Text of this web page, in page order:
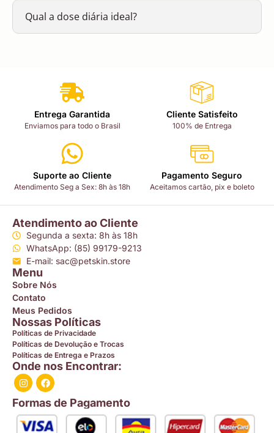
Qual a dose diária ideal?
Entrega Garantida
Enviamos para todo o Brasil
Cliente Satisfeito
100% de Entrega
Suporte ao Cliente
Atendimento Seg a Sex: 8h às 18h
Pagamento Seguro
Aceitamos cartão, pix e boleto
Atendimento ao Cliente
Segunda a sexta: 8h às 18h
WhatsApp: (85) 99179-9213
E-mail: sac@petskin.store
Menu
Sobre Nós
Contato
Meus Pedidos
Nossas Políticas
Políticas de Privacidade
Políticas de Devolução e Trocas
Políticas de Entrega e Prazos
Onde nos Encontrar:
Formas de Pagamento